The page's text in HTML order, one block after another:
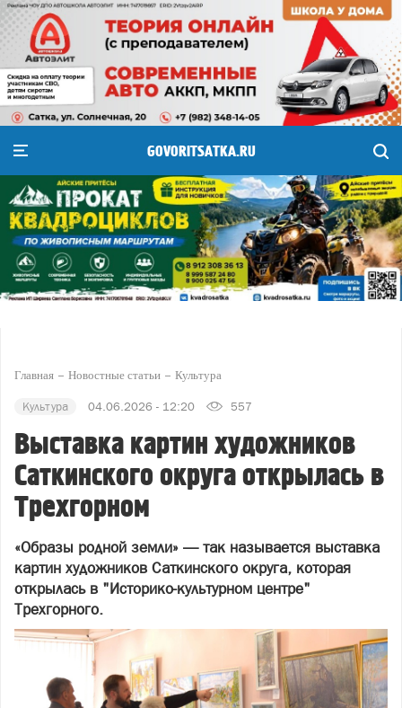
GOVORITSATKA.RU
Главная Новостные статьи Культура
Культура 04.06.2026 - 12:20 557
Выставка картин художников
Саткинского округа открылась в
Трехгорном
«Образы родной земли» — так называется выставка
картин художников Саткинского округа, которая
открылась в "Историко-культурном центре"
Трехгорного.